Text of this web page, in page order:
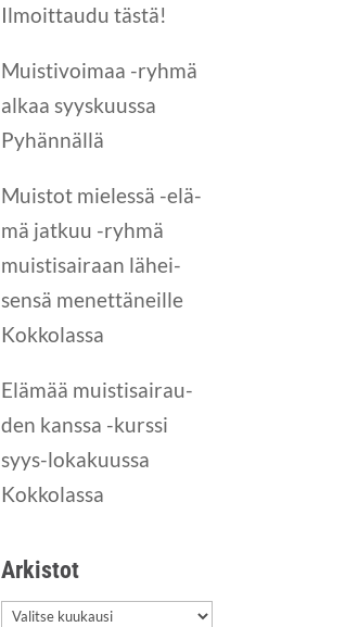
Ilmoit­tau­du tästä!
Muis­ti­voi­maa -ryh­mä
alkaa syys­kuus­sa
Pyhännällä
Muis­tot mie­les­sä -elä­
mä jat­kuu -ryh­mä
muis­ti­sai­raan lähei­
sen­sä menet­tä­neil­le
Kokkolassa
Elä­mää muis­ti­sai­rau­
den kans­sa -kurs­si
syys-loka­kuus­sa
Kokkolassa
Arkis­tot
Arkis­